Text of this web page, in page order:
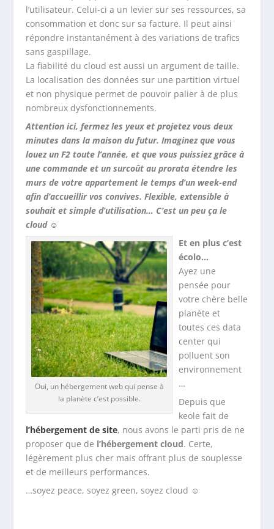
l’utilisateur. Celui-ci a un levier sur ses ressources, sa
consommation et donc sur sa facture. Il peut ainsi
répondre instantanément à des variations de trafics
sans gaspillage.
La fiabilité du cloud est aussi un argument de taille.
La localisation des données sur une partition virtuel
et non physique permet de pouvoir palier à de plus
nombreux dysfonctionnements.
Attention ici, fermez les yeux et projetez vous deux
minutes dans la maison du futur. Imaginez que vous
louez un F2 toute l’année, et que vous puissiez grâce à
une commande et un surcoût au prorata étendre les
murs de votre appartement le temps d’un week-end
afin d’accueillir vos convives. Flexible, extensible à
souhait et simple d’utilisation… C’est un peu ça le
cloud ☺
Oui, un hébergement web qui pense à
la planète c’est possible.
Et en plus c’est
écolo…
Ayez une
pensée pour
votre chère belle
planète et
toutes ces data
center qui
polluent son
environnement
…
Depuis que
keole fait de
l’hébergement de site, nous avons le parti pris de ne
proposer que de l’hébergement cloud. Certe,
légèrement plus cher mais offrant plus de souplesse
et de meilleurs performances.
…soyez peace, soyez green, soyez cloud ☺